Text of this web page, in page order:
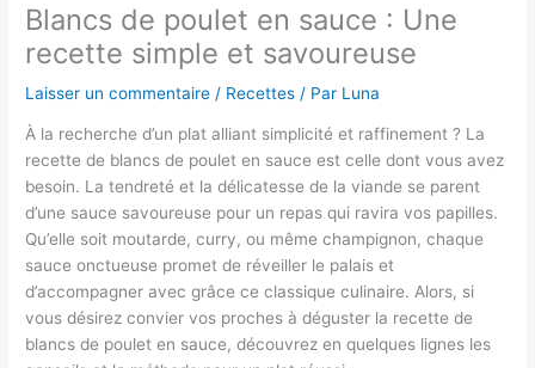
Blancs de poulet en sauce : Une
recette simple et savoureuse
Laisser un commentaire / Recettes / Par Luna
À la recherche d’un plat alliant simplicité et raffinement ? La
recette de blancs de poulet en sauce est celle dont vous avez
besoin. La tendreté et la délicatesse de la viande se parent
d’une sauce savoureuse pour un repas qui ravira vos papilles.
Qu’elle soit moutarde, curry, ou même champignon, chaque
sauce onctueuse promet de réveiller le palais et
d’accompagner avec grâce ce classique culinaire. Alors, si
vous désirez convier vos proches à déguster la recette de
blancs de poulet en sauce, découvrez en quelques lignes les